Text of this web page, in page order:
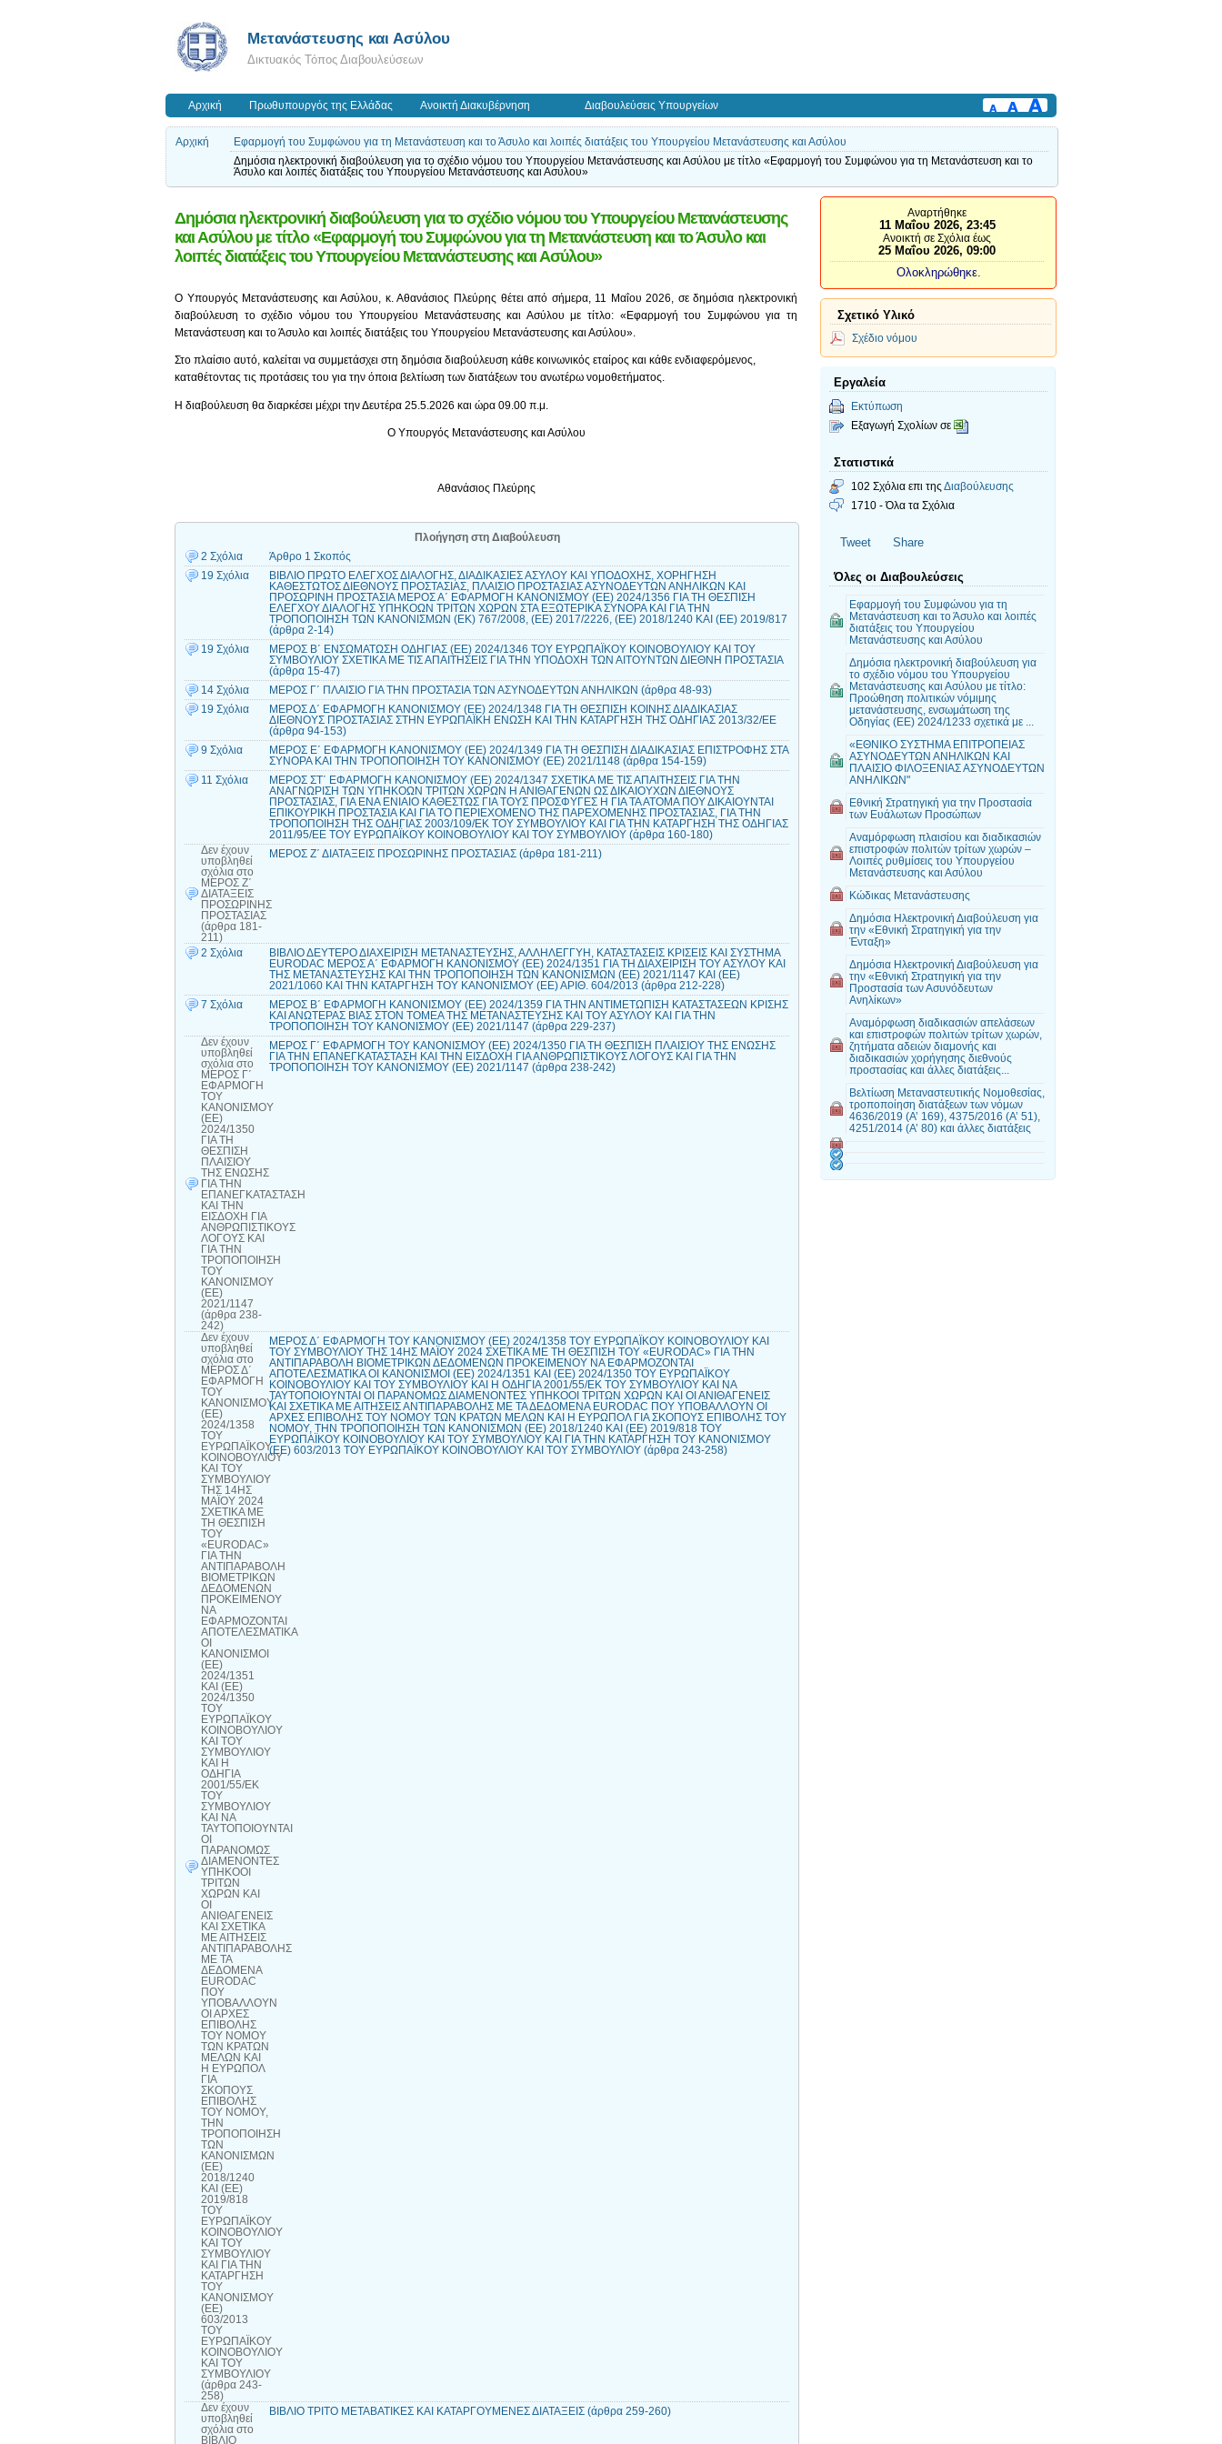
Μετανάστευσης και Ασύλου
Δικτυακός Τόπος Διαβουλεύσεων
Αρχική Πρωθυπουργός της Ελλάδας Ανοικτή Διακυβέρνηση Διαβουλεύσεις Υπουργείων
Αρχική
Εφαρμογή του Συμφώνου για τη Μετανάστευση και το Άσυλο και λοιπές διατάξεις του Υπουργείου Μετανάστευσης και Ασύλου
Δημόσια ηλεκτρονική διαβούλευση για το σχέδιο νόμου του Υπουργείου Μετανάστευσης και Ασύλου με τίτλο «Εφαρμογή του Συμφώνου για τη Μετανάστευση και το
Άσυλο και λοιπές διατάξεις του Υπουργείου Μετανάστευσης και Ασύλου»
Δημόσια ηλεκτρονική διαβούλευση για το σχέδιο νόμου του Υπουργείου Μετανάστευσης
και Ασύλου με τίτλο «Εφαρμογή του Συμφώνου για τη Μετανάστευση και το Άσυλο και
λοιπές διατάξεις του Υπουργείου Μετανάστευσης και Ασύλου»
Ο Υπουργός Μετανάστευσης και Ασύλου, κ. Αθανάσιος Πλεύρης θέτει από σήμερα, 11 Μαΐου 2026, σε δημόσια ηλεκτρονική
διαβούλευση το σχέδιο νόμου του Υπουργείου Μετανάστευσης και Ασύλου με τίτλο: «Εφαρμογή του Συμφώνου για τη
Μετανάστευση και το Άσυλο και λοιπές διατάξεις του Υπουργείου Μετανάστευσης και Ασύλου».
Στο πλαίσιο αυτό, καλείται να συμμετάσχει στη δημόσια διαβούλευση κάθε κοινωνικός εταίρος και κάθε ενδιαφερόμενος,
καταθέτοντας τις προτάσεις του για την όποια βελτίωση των διατάξεων του ανωτέρω νομοθετήματος.
Η διαβούλευση θα διαρκέσει μέχρι την Δευτέρα 25.5.2026 και ώρα 09.00 π.μ.
Ο Υπουργός Μετανάστευσης και Ασύλου
Αθανάσιος Πλεύρης
Πλοήγηση στη Διαβούλευση
2 Σχόλια
Άρθρο 1 Σκοπός
19 Σχόλια
ΒΙΒΛΙΟ ΠΡΩΤΟ ΕΛΕΓΧΟΣ ΔΙΑΛΟΓΗΣ, ΔΙΑΔΙΚΑΣΙΕΣ ΑΣΥΛΟΥ ΚΑΙ ΥΠΟΔΟΧΗΣ, ΧΟΡΗΓΗΣΗ
ΚΑΘΕΣΤΩΤΟΣ ΔΙΕΘΝΟΥΣ ΠΡΟΣΤΑΣΙΑΣ, ΠΛΑΙΣΙΟ ΠΡΟΣΤΑΣΙΑΣ ΑΣΥΝΟΔΕΥΤΩΝ ΑΝΗΛΙΚΩΝ ΚΑΙ
ΠΡΟΣΩΡΙΝΗ ΠΡΟΣΤΑΣΙΑ ΜΕΡΟΣ Α΄ ΕΦΑΡΜΟΓΗ ΚΑΝΟΝΙΣΜΟΥ (ΕΕ) 2024/1356 ΓΙΑ ΤΗ ΘΕΣΠΙΣΗ
ΕΛΕΓΧΟΥ ΔΙΑΛΟΓΗΣ ΥΠΗΚΟΩΝ ΤΡΙΤΩΝ ΧΩΡΩΝ ΣΤΑ ΕΞΩΤΕΡΙΚΑ ΣΥΝΟΡΑ ΚΑΙ ΓΙΑ ΤΗΝ
ΤΡΟΠΟΠΟΙΗΣΗ ΤΩΝ ΚΑΝΟΝΙΣΜΩΝ (ΕΚ) 767/2008, (ΕΕ) 2017/2226, (ΕΕ) 2018/1240 ΚΑΙ (ΕΕ) 2019/817
(άρθρα 2-14)
19 Σχόλια
ΜΕΡΟΣ Β΄ ΕΝΣΩΜΑΤΩΣΗ ΟΔΗΓΙΑΣ (ΕΕ) 2024/1346 ΤΟΥ ΕΥΡΩΠΑΪΚΟΥ ΚΟΙΝΟΒΟΥΛΙΟΥ ΚΑΙ ΤΟΥ
ΣΥΜΒΟΥΛΙΟΥ ΣΧΕΤΙΚΑ ΜΕ ΤΙΣ ΑΠΑΙΤΗΣΕΙΣ ΓΙΑ ΤΗΝ ΥΠΟΔΟΧΗ ΤΩΝ ΑΙΤΟΥΝΤΩΝ ΔΙΕΘΝΗ ΠΡΟΣΤΑΣΙΑ
(άρθρα 15-47)
14 Σχόλια
ΜΕΡΟΣ Γ΄ ΠΛΑΙΣΙΟ ΓΙΑ ΤΗΝ ΠΡΟΣΤΑΣΙΑ ΤΩΝ ΑΣΥΝΟΔΕΥΤΩΝ ΑΝΗΛΙΚΩΝ (άρθρα 48-93)
19 Σχόλια
ΜΕΡΟΣ Δ΄ ΕΦΑΡΜΟΓΗ ΚΑΝΟΝΙΣΜΟΥ (ΕΕ) 2024/1348 ΓΙΑ ΤΗ ΘΕΣΠΙΣΗ ΚΟΙΝΗΣ ΔΙΑΔΙΚΑΣΙΑΣ
ΔΙΕΘΝΟΥΣ ΠΡΟΣΤΑΣΙΑΣ ΣΤΗΝ ΕΥΡΩΠΑΪΚΗ ΕΝΩΣΗ ΚΑΙ ΤΗΝ ΚΑΤΑΡΓΗΣΗ ΤΗΣ ΟΔΗΓΙΑΣ 2013/32/ΕΕ
(άρθρα 94-153)
9 Σχόλια
ΜΕΡΟΣ Ε΄ ΕΦΑΡΜΟΓΗ ΚΑΝΟΝΙΣΜΟΥ (ΕΕ) 2024/1349 ΓΙΑ ΤΗ ΘΕΣΠΙΣΗ ΔΙΑΔΙΚΑΣΙΑΣ ΕΠΙΣΤΡΟΦΗΣ ΣΤΑ
ΣΥΝΟΡΑ ΚΑΙ ΤΗΝ ΤΡΟΠΟΠΟΙΗΣΗ ΤΟΥ ΚΑΝΟΝΙΣΜΟΥ (ΕΕ) 2021/1148 (άρθρα 154-159)
11 Σχόλια
ΜΕΡΟΣ ΣΤ΄ ΕΦΑΡΜΟΓΗ ΚΑΝΟΝΙΣΜΟΥ (ΕΕ) 2024/1347 ΣΧΕΤΙΚΑ ΜΕ ΤΙΣ ΑΠΑΙΤΗΣΕΙΣ ΓΙΑ ΤΗΝ
ΑΝΑΓΝΩΡΙΣΗ ΤΩΝ ΥΠΗΚΟΩΝ ΤΡΙΤΩΝ ΧΩΡΩΝ Η ΑΝΙΘΑΓΕΝΩΝ ΩΣ ΔΙΚΑΙΟΥΧΩΝ ΔΙΕΘΝΟΥΣ
ΠΡΟΣΤΑΣΙΑΣ, ΓΙΑ ΕΝΑ ΕΝΙΑΙΟ ΚΑΘΕΣΤΩΣ ΓΙΑ ΤΟΥΣ ΠΡΟΣΦΥΓΕΣ Η ΓΙΑ ΤΑ ΑΤΟΜΑ ΠΟΥ ΔΙΚΑΙΟΥΝΤΑΙ
ΕΠΙΚΟΥΡΙΚΗ ΠΡΟΣΤΑΣΙΑ ΚΑΙ ΓΙΑ ΤΟ ΠΕΡΙΕΧΟΜΕΝΟ ΤΗΣ ΠΑΡΕΧΟΜΕΝΗΣ ΠΡΟΣΤΑΣΙΑΣ, ΓΙΑ ΤΗΝ
ΤΡΟΠΟΠΟΙΗΣΗ ΤΗΣ ΟΔΗΓΙΑΣ 2003/109/ΕΚ ΤΟΥ ΣΥΜΒΟΥΛΙΟΥ ΚΑΙ ΓΙΑ ΤΗΝ ΚΑΤΑΡΓΗΣΗ ΤΗΣ ΟΔΗΓΙΑΣ
2011/95/ΕΕ ΤΟΥ ΕΥΡΩΠΑΪΚΟΥ ΚΟΙΝΟΒΟΥΛΙΟΥ ΚΑΙ ΤΟΥ ΣΥΜΒΟΥΛΙΟΥ (άρθρα 160-180)
Δεν έχουν
υποβληθεί
σχόλια στο
ΜΕΡΟΣ Ζ΄
ΔΙΑΤΑΞΕΙΣ
ΠΡΟΣΩΡΙΝΗΣ
ΠΡΟΣΤΑΣΙΑΣ
(άρθρα 181-
211)
ΜΕΡΟΣ Ζ΄ ΔΙΑΤΑΞΕΙΣ ΠΡΟΣΩΡΙΝΗΣ ΠΡΟΣΤΑΣΙΑΣ (άρθρα 181-211)
2 Σχόλια
ΒΙΒΛΙΟ ΔΕΥΤΕΡΟ ΔΙΑΧΕΙΡΙΣΗ ΜΕΤΑΝΑΣΤΕΥΣΗΣ, ΑΛΛΗΛΕΓΓΥΗ, ΚΑΤΑΣΤΑΣΕΙΣ ΚΡΙΣΕΙΣ ΚΑΙ ΣΥΣΤΗΜΑ
EURODAC ΜΕΡΟΣ Α΄ ΕΦΑΡΜΟΓΗ ΚΑΝΟΝΙΣΜΟΥ (ΕΕ) 2024/1351 ΓΙΑ ΤΗ ΔΙΑΧΕΙΡΙΣΗ ΤΟΥ ΑΣΥΛΟΥ ΚΑΙ
ΤΗΣ ΜΕΤΑΝΑΣΤΕΥΣΗΣ ΚΑΙ ΤΗΝ ΤΡΟΠΟΠΟΙΗΣΗ ΤΩΝ ΚΑΝΟΝΙΣΜΩΝ (ΕΕ) 2021/1147 ΚΑΙ (ΕΕ)
2021/1060 ΚΑΙ ΤΗΝ ΚΑΤΑΡΓΗΣΗ ΤΟΥ ΚΑΝΟΝΙΣΜΟΥ (ΕΕ) ΑΡΙΘ. 604/2013 (άρθρα 212-228)
7 Σχόλια
ΜΕΡΟΣ Β΄ ΕΦΑΡΜΟΓΗ ΚΑΝΟΝΙΣΜΟΥ (ΕΕ) 2024/1359 ΓΙΑ ΤΗΝ ΑΝΤΙΜΕΤΩΠΙΣΗ ΚΑΤΑΣΤΑΣΕΩΝ ΚΡΙΣΗΣ
ΚΑΙ ΑΝΩΤΕΡΑΣ ΒΙΑΣ ΣΤΟΝ ΤΟΜΕΑ ΤΗΣ ΜΕΤΑΝΑΣΤΕΥΣΗΣ ΚΑΙ ΤΟΥ ΑΣΥΛΟΥ ΚΑΙ ΓΙΑ ΤΗΝ
ΤΡΟΠΟΠΟΙΗΣΗ ΤΟΥ ΚΑΝΟΝΙΣΜΟΥ (ΕΕ) 2021/1147 (άρθρα 229-237)
Δεν έχουν
υποβληθεί
σχόλια στο
ΜΕΡΟΣ Γ΄
ΕΦΑΡΜΟΓΗ
ΤΟΥ
ΚΑΝΟΝΙΣΜΟΥ
(ΕΕ)
2024/1350
ΓΙΑ ΤΗ
ΘΕΣΠΙΣΗ
ΠΛΑΙΣΙΟΥ
ΤΗΣ ΕΝΩΣΗΣ
ΓΙΑ ΤΗΝ
ΕΠΑΝΕΓΚΑΤΑΣΤΑΣΗ
ΚΑΙ ΤΗΝ
ΕΙΣΔΟΧΗ ΓΙΑ
ΑΝΘΡΩΠΙΣΤΙΚΟΥΣ
ΛΟΓΟΥΣ ΚΑΙ
ΓΙΑ ΤΗΝ
ΤΡΟΠΟΠΟΙΗΣΗ
ΤΟΥ
ΚΑΝΟΝΙΣΜΟΥ
(ΕΕ)
2021/1147
(άρθρα 238-
242)
ΜΕΡΟΣ Γ΄ ΕΦΑΡΜΟΓΗ ΤΟΥ ΚΑΝΟΝΙΣΜΟΥ (ΕΕ) 2024/1350 ΓΙΑ ΤΗ ΘΕΣΠΙΣΗ ΠΛΑΙΣΙΟΥ ΤΗΣ ΕΝΩΣΗΣ
ΓΙΑ ΤΗΝ ΕΠΑΝΕΓΚΑΤΑΣΤΑΣΗ ΚΑΙ ΤΗΝ ΕΙΣΔΟΧΗ ΓΙΑ ΑΝΘΡΩΠΙΣΤΙΚΟΥΣ ΛΟΓΟΥΣ ΚΑΙ ΓΙΑ ΤΗΝ
ΤΡΟΠΟΠΟΙΗΣΗ ΤΟΥ ΚΑΝΟΝΙΣΜΟΥ (ΕΕ) 2021/1147 (άρθρα 238-242)
Δεν έχουν
υποβληθεί
σχόλια στο
ΜΕΡΟΣ Δ΄
ΕΦΑΡΜΟΓΗ
ΤΟΥ
ΚΑΝΟΝΙΣΜΟΥ
(ΕΕ)
2024/1358
ΤΟΥ
ΕΥΡΩΠΑΪΚΟΥ
ΚΟΙΝΟΒΟΥΛΙΟΥ
ΚΑΙ ΤΟΥ
ΣΥΜΒΟΥΛΙΟΥ
ΤΗΣ 14ΗΣ
ΜΑΪΟΥ 2024
ΣΧΕΤΙΚΑ ΜΕ
ΤΗ ΘΕΣΠΙΣΗ
ΤΟΥ
«EURODAC»
ΓΙΑ ΤΗΝ
ΑΝΤΙΠΑΡΑΒΟΛΗ
ΒΙΟΜΕΤΡΙΚΩΝ
ΔΕΔΟΜΕΝΩΝ
ΠΡΟΚΕΙΜΕΝΟΥ
ΝΑ
ΕΦΑΡΜΟΖΟΝΤΑΙ
ΑΠΟΤΕΛΕΣΜΑΤΙΚΑ
ΟΙ
ΚΑΝΟΝΙΣΜΟΙ
(ΕΕ)
2024/1351
ΚΑΙ (ΕΕ)
2024/1350
ΤΟΥ
ΕΥΡΩΠΑΪΚΟΥ
ΚΟΙΝΟΒΟΥΛΙΟΥ
ΚΑΙ ΤΟΥ
ΣΥΜΒΟΥΛΙΟΥ
ΚΑΙ Η
ΟΔΗΓΙΑ
2001/55/ΕΚ
ΤΟΥ
ΣΥΜΒΟΥΛΙΟΥ
ΚΑΙ ΝΑ
ΤΑΥΤΟΠΟΙΟΥΝΤΑΙ
ΟΙ
ΠΑΡΑΝΟΜΩΣ
ΔΙΑΜΕΝΟΝΤΕΣ
ΥΠΗΚΟΟΙ
ΤΡΙΤΩΝ
ΧΩΡΩΝ ΚΑΙ
ΟΙ
ΑΝΙΘΑΓΕΝΕΙΣ
ΚΑΙ ΣΧΕΤΙΚΑ
ΜΕ ΑΙΤΗΣΕΙΣ
ΑΝΤΙΠΑΡΑΒΟΛΗΣ
ΜΕ ΤΑ
ΔΕΔΟΜΕΝΑ
EURODAC
ΠΟΥ
ΥΠΟΒΑΛΛΟΥΝ
ΟΙ ΑΡΧΕΣ
ΕΠΙΒΟΛΗΣ
ΤΟΥ ΝΟΜΟΥ
ΤΩΝ ΚΡΑΤΩΝ
ΜΕΛΩΝ ΚΑΙ
Η ΕΥΡΩΠΟΛ
ΓΙΑ
ΣΚΟΠΟΥΣ
ΕΠΙΒΟΛΗΣ
ΤΟΥ ΝΟΜΟΥ,
ΤΗΝ
ΤΡΟΠΟΠΟΙΗΣΗ
ΤΩΝ
ΚΑΝΟΝΙΣΜΩΝ
(ΕΕ)
2018/1240
ΚΑΙ (ΕΕ)
2019/818
ΤΟΥ
ΕΥΡΩΠΑΪΚΟΥ
ΚΟΙΝΟΒΟΥΛΙΟΥ
ΚΑΙ ΤΟΥ
ΣΥΜΒΟΥΛΙΟΥ
ΚΑΙ ΓΙΑ ΤΗΝ
ΚΑΤΑΡΓΗΣΗ
ΤΟΥ
ΚΑΝΟΝΙΣΜΟΥ
(ΕΕ)
603/2013
ΤΟΥ
ΕΥΡΩΠΑΪΚΟΥ
ΚΟΙΝΟΒΟΥΛΙΟΥ
ΚΑΙ ΤΟΥ
ΣΥΜΒΟΥΛΙΟΥ
(άρθρα 243-
258)
ΜΕΡΟΣ Δ΄ ΕΦΑΡΜΟΓΗ ΤΟΥ ΚΑΝΟΝΙΣΜΟΥ (ΕΕ) 2024/1358 ΤΟΥ ΕΥΡΩΠΑΪΚΟΥ ΚΟΙΝΟΒΟΥΛΙΟΥ ΚΑΙ
ΤΟΥ ΣΥΜΒΟΥΛΙΟΥ ΤΗΣ 14ΗΣ ΜΑΪΟΥ 2024 ΣΧΕΤΙΚΑ ΜΕ ΤΗ ΘΕΣΠΙΣΗ ΤΟΥ «EURODAC» ΓΙΑ ΤΗΝ
ΑΝΤΙΠΑΡΑΒΟΛΗ ΒΙΟΜΕΤΡΙΚΩΝ ΔΕΔΟΜΕΝΩΝ ΠΡΟΚΕΙΜΕΝΟΥ ΝΑ ΕΦΑΡΜΟΖΟΝΤΑΙ
ΑΠΟΤΕΛΕΣΜΑΤΙΚΑ ΟΙ ΚΑΝΟΝΙΣΜΟΙ (ΕΕ) 2024/1351 ΚΑΙ (ΕΕ) 2024/1350 ΤΟΥ ΕΥΡΩΠΑΪΚΟΥ
ΚΟΙΝΟΒΟΥΛΙΟΥ ΚΑΙ ΤΟΥ ΣΥΜΒΟΥΛΙΟΥ ΚΑΙ Η ΟΔΗΓΙΑ 2001/55/ΕΚ ΤΟΥ ΣΥΜΒΟΥΛΙΟΥ ΚΑΙ ΝΑ
ΤΑΥΤΟΠΟΙΟΥΝΤΑΙ ΟΙ ΠΑΡΑΝΟΜΩΣ ΔΙΑΜΕΝΟΝΤΕΣ ΥΠΗΚΟΟΙ ΤΡΙΤΩΝ ΧΩΡΩΝ ΚΑΙ ΟΙ ΑΝΙΘΑΓΕΝΕΙΣ
ΚΑΙ ΣΧΕΤΙΚΑ ΜΕ ΑΙΤΗΣΕΙΣ ΑΝΤΙΠΑΡΑΒΟΛΗΣ ΜΕ ΤΑ ΔΕΔΟΜΕΝΑ EURODAC ΠΟΥ ΥΠΟΒΑΛΛΟΥΝ ΟΙ
ΑΡΧΕΣ ΕΠΙΒΟΛΗΣ ΤΟΥ ΝΟΜΟΥ ΤΩΝ ΚΡΑΤΩΝ ΜΕΛΩΝ ΚΑΙ Η ΕΥΡΩΠΟΛ ΓΙΑ ΣΚΟΠΟΥΣ ΕΠΙΒΟΛΗΣ ΤΟΥ
ΝΟΜΟΥ, ΤΗΝ ΤΡΟΠΟΠΟΙΗΣΗ ΤΩΝ ΚΑΝΟΝΙΣΜΩΝ (ΕΕ) 2018/1240 ΚΑΙ (ΕΕ) 2019/818 ΤΟΥ
ΕΥΡΩΠΑΪΚΟΥ ΚΟΙΝΟΒΟΥΛΙΟΥ ΚΑΙ ΤΟΥ ΣΥΜΒΟΥΛΙΟΥ ΚΑΙ ΓΙΑ ΤΗΝ ΚΑΤΑΡΓΗΣΗ ΤΟΥ ΚΑΝΟΝΙΣΜΟΥ
(ΕΕ) 603/2013 ΤΟΥ ΕΥΡΩΠΑΪΚΟΥ ΚΟΙΝΟΒΟΥΛΙΟΥ ΚΑΙ ΤΟΥ ΣΥΜΒΟΥΛΙΟΥ (άρθρα 243-258)
Δεν έχουν
υποβληθεί
σχόλια στο
ΒΙΒΛΙΟ
ΒΙΒΛΙΟ ΤΡΙΤΟ ΜΕΤΑΒΑΤΙΚΕΣ ΚΑΙ ΚΑΤΑΡΓΟΥΜΕΝΕΣ ΔΙΑΤΑΞΕΙΣ (άρθρα 259-260)
Αναρτήθηκε
11 Μαΐου 2026, 23:45
Ανοικτή σε Σχόλια έως
25 Μαΐου 2026, 09:00
Ολοκληρώθηκε.
Σχετικό Υλικό
Σχέδιο νόμου
Εργαλεία
Εκτύπωση
Εξαγωγή Σχολίων σε
Στατιστικά
102 Σχόλια επι της Διαβούλευσης
1710 - Όλα τα Σχόλια
Tweet Share
Όλες οι Διαβουλεύσεις
Εφαρμογή του Συμφώνου για τη
Μετανάστευση και το Άσυλο και λοιπές
διατάξεις του Υπουργείου
Μετανάστευσης και Ασύλου
Δημόσια ηλεκτρονική διαβούλευση για
το σχέδιο νόμου του Υπουργείου
Μετανάστευσης και Ασύλου με τίτλο:
Προώθηση πολιτικών νόμιμης
μετανάστευσης, ενσωμάτωση της
Οδηγίας (ΕΕ) 2024/1233 σχετικά με ...
«ΕΘΝΙΚΟ ΣΥΣΤΗΜΑ ΕΠΙΤΡΟΠΕΙΑΣ
ΑΣΥΝΟΔΕΥΤΩΝ ΑΝΗΛΙΚΩΝ ΚΑΙ
ΠΛΑΙΣΙΟ ΦΙΛΟΞΕΝΙΑΣ ΑΣΥΝΟΔΕΥΤΩΝ
ΑΝΗΛΙΚΩΝ"
Εθνική Στρατηγική για την Προστασία
των Ευάλωτων Προσώπων
Αναμόρφωση πλαισίου και διαδικασιών
επιστροφών πολιτών τρίτων χωρών –
Λοιπές ρυθμίσεις του Υπουργείου
Μετανάστευσης και Ασύλου
Κώδικας Μετανάστευσης
Δημόσια Ηλεκτρονική Διαβούλευση για
την «Εθνική Στρατηγική για την
Ένταξη»
Δημόσια Ηλεκτρονική Διαβούλευση για
την «Εθνική Στρατηγική για την
Προστασία των Ασυνόδευτων
Ανηλίκων»
Αναμόρφωση διαδικασιών απελάσεων
και επιστροφών πολιτών τρίτων χωρών,
ζητήματα αδειών διαμονής και
διαδικασιών χορήγησης διεθνούς
προστασίας και άλλες διατάξεις...
Βελτίωση Μεταναστευτικής Νομοθεσίας,
τροποποίηση διατάξεων των νόμων
4636/2019 (A’ 169), 4375/2016 (A’ 51),
4251/2014 (Α’ 80) και άλλες διατάξεις